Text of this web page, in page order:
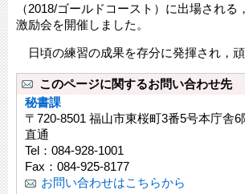
（2018/ゴールドコースト）に出場される
激励会を開催しました。
日頃の練習の成果を存分に発揮され，頑
このページに関するお問い合わせ先
秘書課
〒720-8501 福山市東桜町3番5号本庁舎6
直通
Tel：084-928-1001
Fax：084-925-8177
お問い合わせはこちらから